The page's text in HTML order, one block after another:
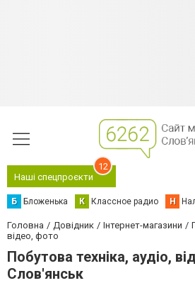
Наші спецпроєкти
12
Б Бложенька К Классное радио Н
Головна Довідник Інтернет-магазини
відео, фото
Побутова техніка, аудіо,
Слов'янськ